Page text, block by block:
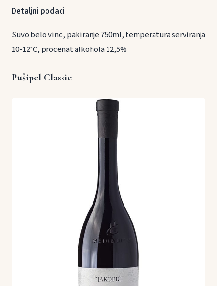
Detaljni podaci
Suvo belo vino, pakiranje 750ml, temperatura serviranja
10-12°C, procenat alkohola 12,5%
Pušipel Classic